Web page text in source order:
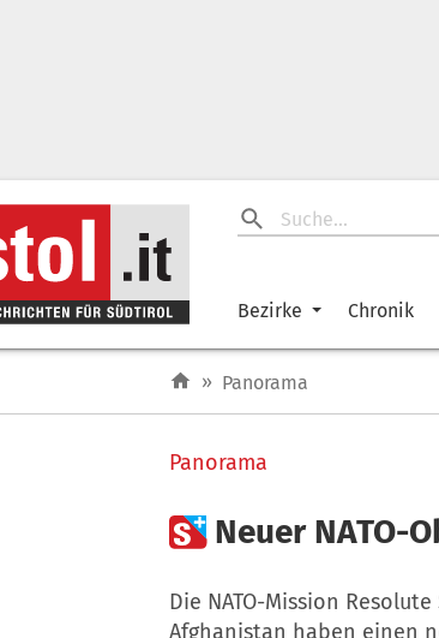
Bezirke Chronik
» Panorama
Panorama
 Neuer NATO-
Die NATO-Mission
Afghanistan haben einen